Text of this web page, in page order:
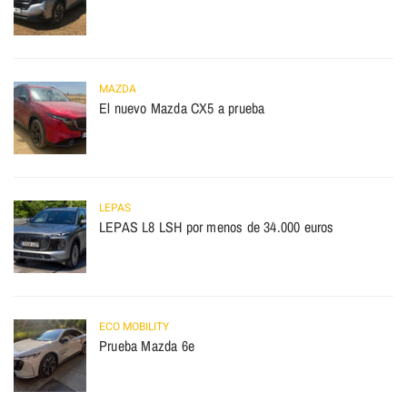
MAZDA
El nuevo Mazda CX5 a prueba
LEPAS
LEPAS L8 LSH por menos de 34.000 euros
ECO MOBILITY
Prueba Mazda 6e